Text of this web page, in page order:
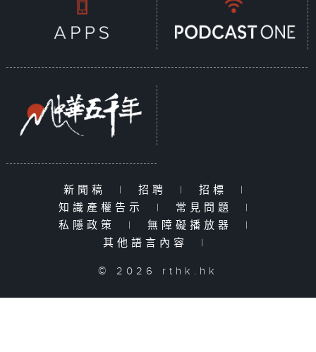
新聞稿 | 招聘 | 招標
|
知識產權告示
| 常見問題
|
私隱政策
| 無障礙播放器
|
其他語言內容
|
© 2026 rthk.hk